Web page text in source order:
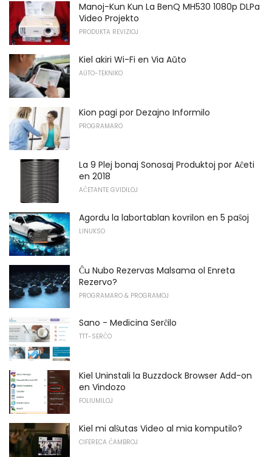
Manoj-Kun Kun La BenQ MH530 1080p DLPa
Video Projekto
PRODUKTA REVIZIOJ
Kiel akiri Wi-Fi en Via Aŭto
AŬTO-TEKNIKO
Kion pagi por Dezajno Informilo
PROGRAMARO
La 9 Plej bonaj Sonosaj Produktoj por Aĉeti
en 2018
AĈETANTE GVIDILOJ
Agordu la labortablan kovrilon en 5 paŝoj
LINUKSO
Ĉu Nubo Rezervas Malsama ol Enreta
Rezervo?
PROGRAMARO & PROGRAMOJ
Sano - Medicina Serĉilo
TTT-SERĈO
Kiel Uninstali la Buzzdock Browser Add-on
en Vindozo
FOLIUMILOJ
Kiel mi alŝutas Video al mia komputilo?
CIFERECA ĈAMBROJ